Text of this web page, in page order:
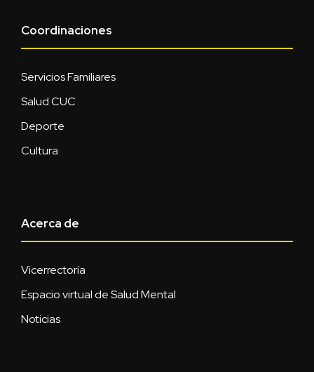
Coordinaciones
Servicios Familiares
Salud CUC
Deporte
Cultura
Acerca de
Vicerrectoría
Espacio virtual de Salud Mental
Noticias